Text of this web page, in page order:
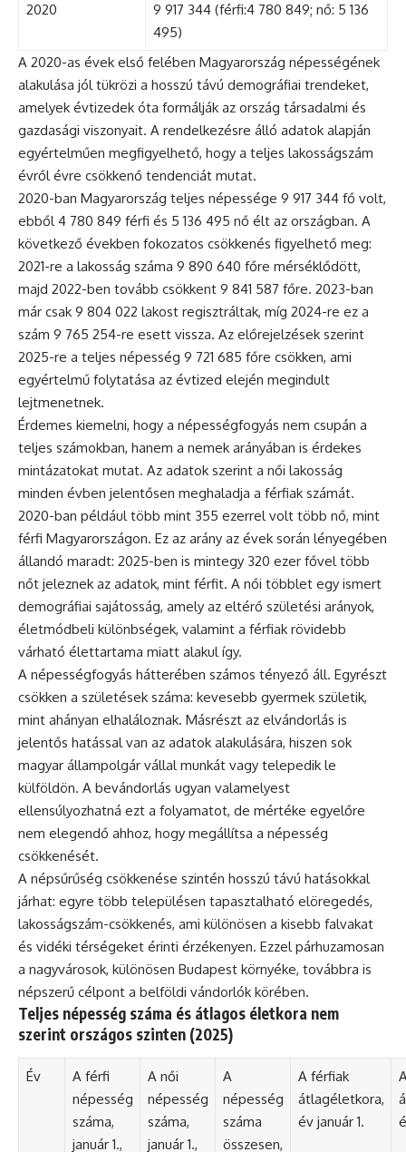
2020
9 917 344 (férfi:4 780 849; nő: 5 136
495)
A 2020-as évek első felében Magyarország népességének
alakulása jól tükrözi a hosszú távú demográfiai trendeket,
amelyek évtizedek óta formálják az ország társadalmi és
gazdasági viszonyait. A rendelkezésre álló adatok alapján
egyértelműen megfigyelhető, hogy a teljes lakosságszám
évről évre csökkenő tendenciát mutat.
2020-ban Magyarország teljes népessége 9 917 344 fő volt,
ebből 4 780 849 férfi és 5 136 495 nő élt az országban. A
következő években fokozatos csökkenés figyelhető meg:
2021-re a lakosság száma 9 890 640 főre mérséklődött,
majd 2022-ben tovább csökkent 9 841 587 főre. 2023-ban
már csak 9 804 022 lakost regisztráltak, míg 2024-re ez a
szám 9 765 254-re esett vissza. Az előrejelzések szerint
2025-re a teljes népesség 9 721 685 főre csökken, ami
egyértelmű folytatása az évtized elején megindult
lejtmenetnek.
Érdemes kiemelni, hogy a népességfogyás nem csupán a
teljes számokban, hanem a nemek arányában is érdekes
mintázatokat mutat. Az adatok szerint a női lakosság
minden évben jelentősen meghaladja a férfiak számát.
2020-ban például több mint 355 ezerrel volt több nő, mint
férfi Magyarországon. Ez az arány az évek során lényegében
állandó maradt: 2025-ben is mintegy 320 ezer fővel több
nőt jeleznek az adatok, mint férfit. A női többlet egy ismert
demográfiai sajátosság, amely az eltérő születési arányok,
életmódbeli különbségek, valamint a férfiak rövidebb
várható élettartama miatt alakul így.
A népességfogyás hátterében számos tényező áll. Egyrészt
csökken a születések száma: kevesebb gyermek születik,
mint ahányan elhaláloznak. Másrészt az elvándorlás is
jelentős hatással van az adatok alakulására, hiszen sok
magyar állampolgár vállal munkát vagy telepedik le
külföldön. A bevándorlás ugyan valamelyest
ellensúlyozhatná ezt a folyamatot, de mértéke egyelőre
nem elegendő ahhoz, hogy megállítsa a népesség
csökkenését.
A népsűrűség csökkenése szintén hosszú távú hatásokkal
járhat: egyre több településen tapasztalható elöregedés,
lakosságszám-csökkenés, ami különösen a kisebb falvakat
és vidéki térségeket érinti érzékenyen. Ezzel párhuzamosan
a nagyvárosok, különösen Budapest környéke, továbbra is
népszerű célpont a belföldi vándorlók körében.
Teljes népesség száma és átlagos életkora nem
szerint országos szinten (2025)
Év
A férfi
népesség
száma,
január 1.,
A női
népesség
száma,
január 1.,
A
népesség
száma
összesen,
A férfiak
átlagéletkora,
év január 1.